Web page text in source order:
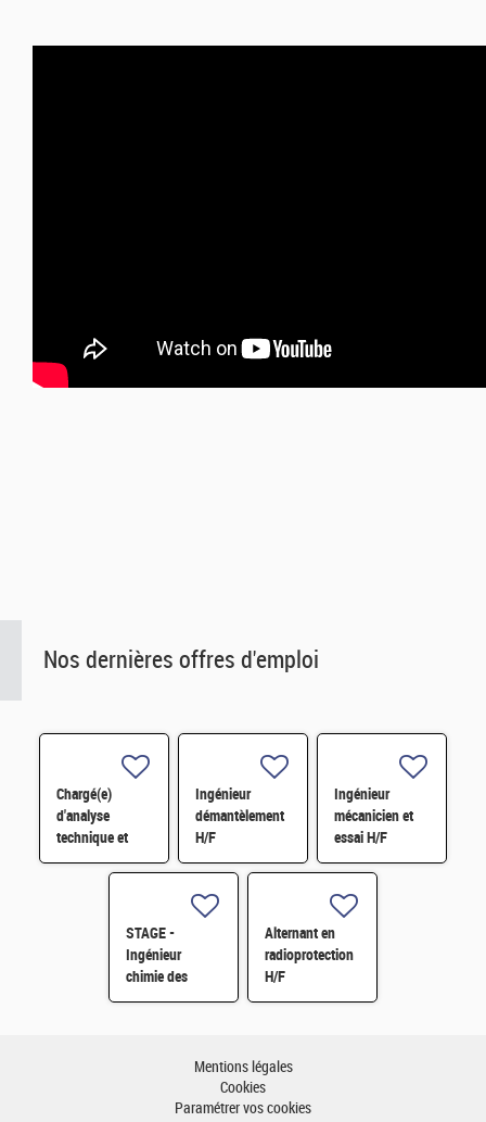
Nos dernières offres d'emploi
Chargé(e)
d'analyse
technique et
financière des
contrats de
électromécanique
Ingénieur
démantèlement
H/F
Ingénieur
mécanicien et
essai H/F
STAGE -
Ingénieur
chimie des
matériaux -
Alternant en
radioprotection
H/F
Mentions légales
Cookies
Paramétrer vos cookies